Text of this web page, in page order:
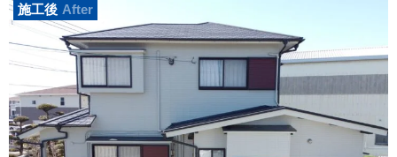
施工後 After